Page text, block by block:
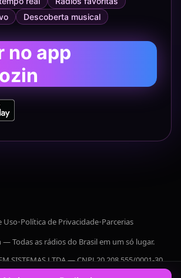
Descoberta musical
no app
Uso•Política de Privacidade•Parcerias
Todas as rádios do Brasil em um só lugar.
SISTEMAS LTDA — CNPJ 20.208.555/0001-30